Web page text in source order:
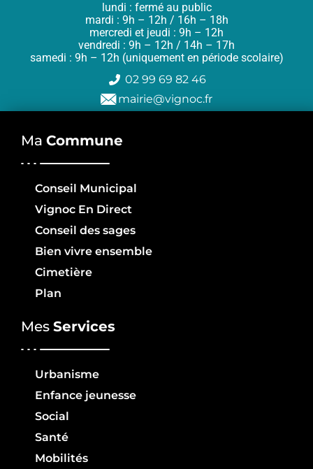
lundi : fermé au public
mardi : 9h – 12h / 16h – 18h
mercredi et jeudi : 9h – 12h
vendredi : 9h – 12h / 14h – 17h
samedi : 9h – 12h (uniquement en période scolaire)
02 99 69 82 46
mairie@vignoc.fr
Ma Commune
Conseil Municipal
Vignoc En Direct
Conseil des sages
Bien vivre ensemble
Cimetière
Plan
Mes Services
Urbanisme
Enfance jeunesse
Social
Santé
Mobilités